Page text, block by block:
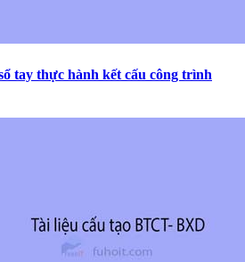
tay thực hành kết cấu công trình